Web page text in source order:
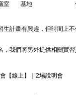
室 基地
生計畫有興趣，但時間上不
， 我們將另外提供相關實習
【線上】｜2場說明會